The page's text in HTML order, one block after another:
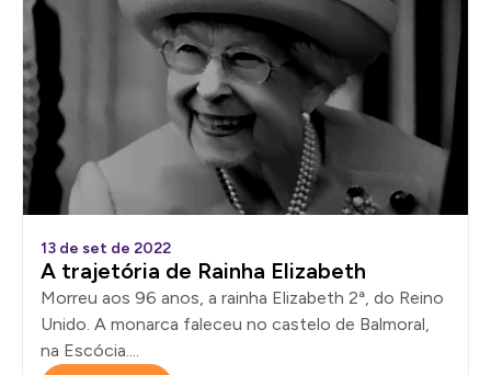
13 de set de 2022
A trajetória de Rainha Elizabeth
Morreu aos 96 anos, a rainha Elizabeth 2ª, do Reino
Unido. A monarca faleceu no castelo de Balmoral,
na Escócia....